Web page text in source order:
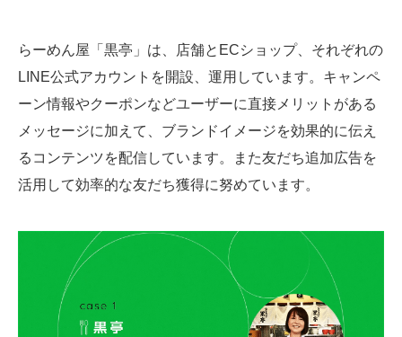
らーめん屋「黒亭」は、店舗とECショップ、それぞれの
LINE公式アカウントを開設、運用しています。キャンペ
ーン情報やクーポンなどユーザーに直接メリットがある
メッセージに加えて、ブランドイメージを効果的に伝え
るコンテンツを配信しています。また友だち追加広告を
活用して効率的な友だち獲得に努めています。